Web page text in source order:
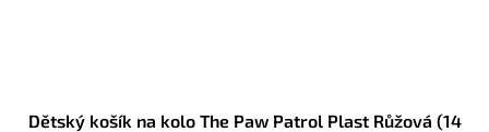
Dětský košík na kolo The Paw Patrol Plast Růžová (14